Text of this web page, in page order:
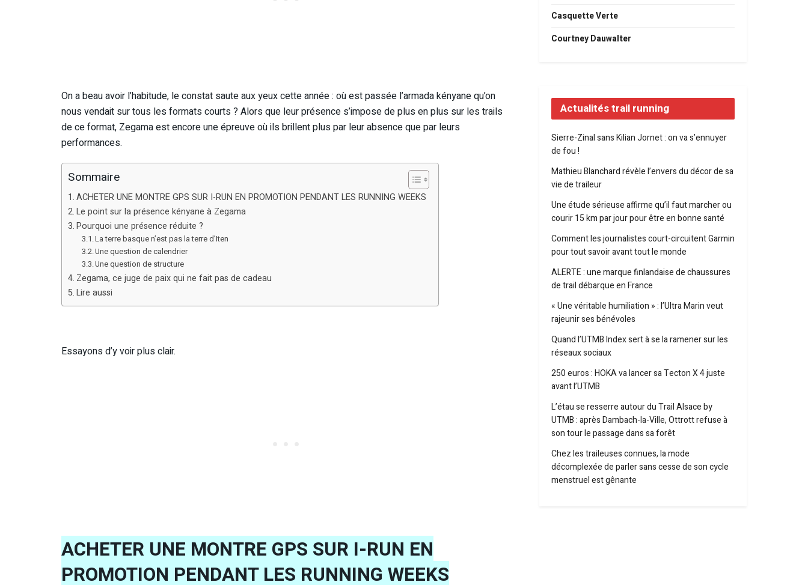
On a beau avoir l’habitude, le constat saute aux yeux cette année : où est passée l’armada kényane qu’on
nous vendait sur tous les formats courts ? Alors que leur présence s’impose de plus en plus sur les trails
de ce format, Zegama est encore une épreuve où ils brillent plus par leur absence que par leurs
performances.
Sommaire
ACHETER UNE MONTRE GPS SUR I-RUN EN PROMOTION PENDANT LES RUNNING WEEKS
Le point sur la présence kényane à Zegama
Pourquoi une présence réduite ?
La terre basque n’est pas la terre d’Iten
Une question de calendrier
Une question de structure
Zegama, ce juge de paix qui ne fait pas de cadeau
Lire aussi
Essayons d’y voir plus clair.
ACHETER UNE MONTRE GPS SUR I-RUN EN
PROMOTION PENDANT LES RUNNING WEEKS
Casquette Verte
Courtney Dauwalter
Actualités trail running
Sierre-Zinal sans Kilian Jornet : on va s’ennuyer
de fou !
Mathieu Blanchard révèle l’envers du décor de sa
vie de traileur
Une étude sérieuse affirme qu’il faut marcher ou
courir 15 km par jour pour être en bonne santé
Comment les journalistes court-circuitent Garmin
pour tout savoir avant tout le monde
ALERTE : une marque finlandaise de chaussures
de trail débarque en France
« Une véritable humiliation » : l’Ultra Marin veut
rajeunir ses bénévoles
Quand l’UTMB Index sert à se la ramener sur les
réseaux sociaux
250 euros : HOKA va lancer sa Tecton X 4 juste
avant l’UTMB
L’étau se resserre autour du Trail Alsace by
UTMB : après Dambach-la-Ville, Ottrott refuse à
son tour le passage dans sa forêt
Chez les traileuses connues, la mode
décomplexée de parler sans cesse de son cycle
menstruel est gênante